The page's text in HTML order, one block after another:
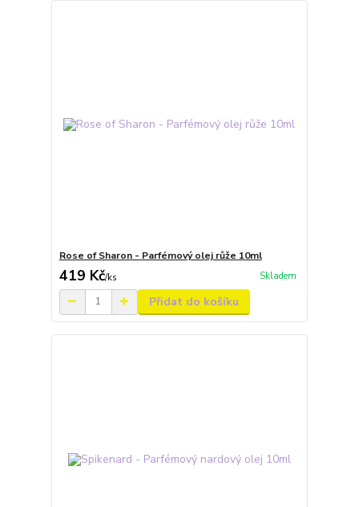
Rose of Sharon - Parfémový olej růže 10ml
419 Kč/ks Skladem
Přidat do košíku